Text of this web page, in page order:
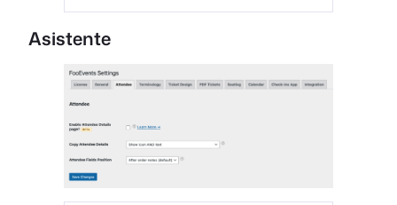
Asistente